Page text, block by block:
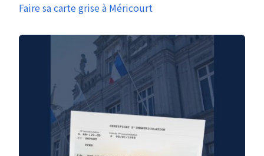
Faire sa carte grise à Méricourt